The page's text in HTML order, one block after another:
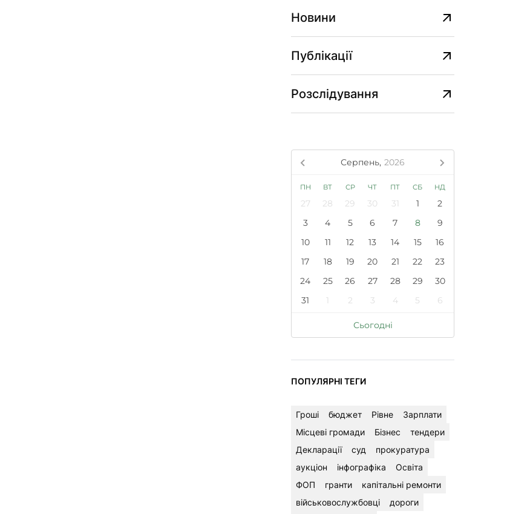
Новини
Публікації
Розслідування
Серпень, 2026
ПН ВТ СР ЧТ ПТ СБ НД
27 28 29 30 31 1
2
3
4 5 6 7 8
9
10
11 12 13 14 15
16
17
18 19 20 21 22
23
24
25 26 27 28 29
30
31
1 2 3 4 5 6
Сьогодні
ПОПУЛЯРНІ ТЕГИ
Гроші бюджет Рівне
Зарплати
Місцеві громади
Бізнес
тендери
Декларації
суд
прокуратура
аукціон
інфографіка
Освіта
ФОП
гранти
капітальні ремонти
військовослужбовці
дороги